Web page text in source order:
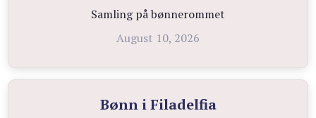
Samling på bønnerommet
August 10, 2026
Bønn i Filadelfia